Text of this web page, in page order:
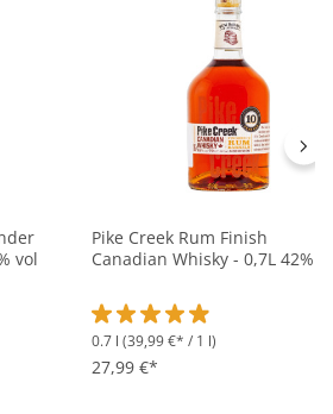
vol
von 5 von 5 Sternen
Pike Creek Rum Finish
Canadian Whisky - 0,7L 42%
Durchschnittliche
0.7 l (39,99 €* / 1 l)
27,99 €*